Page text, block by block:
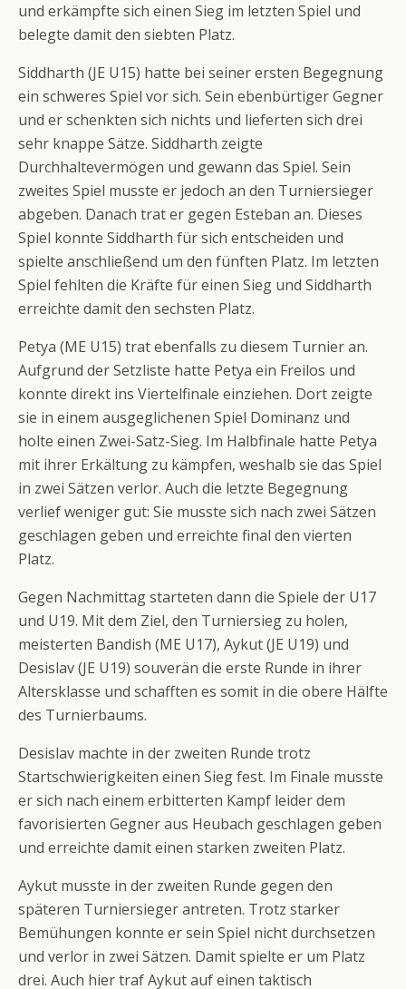
und erkämpfte sich einen Sieg im letzten Spiel und
belegte damit den siebten Platz.
Siddharth (JE U15) hatte bei seiner ersten Begegnung
ein schweres Spiel vor sich. Sein ebenbürtiger Gegner
und er schenkten sich nichts und lieferten sich drei
sehr knappe Sätze. Siddharth zeigte
Durchhaltevermögen und gewann das Spiel. Sein
zweites Spiel musste er jedoch an den Turniersieger
abgeben. Danach trat er gegen Esteban an. Dieses
Spiel konnte Siddharth für sich entscheiden und
spielte anschließend um den fünften Platz. Im letzten
Spiel fehlten die Kräfte für einen Sieg und Siddharth
erreichte damit den sechsten Platz.
Petya (ME U15) trat ebenfalls zu diesem Turnier an.
Aufgrund der Setzliste hatte Petya ein Freilos und
konnte direkt ins Viertelfinale einziehen. Dort zeigte
sie in einem ausgeglichenen Spiel Dominanz und
holte einen Zwei-Satz-Sieg. Im Halbfinale hatte Petya
mit ihrer Erkältung zu kämpfen, weshalb sie das Spiel
in zwei Sätzen verlor. Auch die letzte Begegnung
verlief weniger gut: Sie musste sich nach zwei Sätzen
geschlagen geben und erreichte final den vierten
Platz.
Gegen Nachmittag starteten dann die Spiele der U17
und U19. Mit dem Ziel, den Turniersieg zu holen,
meisterten Bandish (ME U17), Aykut (JE U19) und
Desislav (JE U19) souverän die erste Runde in ihrer
Altersklasse und schafften es somit in die obere Hälfte
des Turnierbaums.
Desislav machte in der zweiten Runde trotz
Startschwierigkeiten einen Sieg fest. Im Finale musste
er sich nach einem erbitterten Kampf leider dem
favorisierten Gegner aus Heubach geschlagen geben
und erreichte damit einen starken zweiten Platz.
Aykut musste in der zweiten Runde gegen den
späteren Turniersieger antreten. Trotz starker
Bemühungen konnte er sein Spiel nicht durchsetzen
und verlor in zwei Sätzen. Damit spielte er um Platz
drei. Auch hier traf Aykut auf einen taktisch